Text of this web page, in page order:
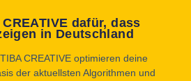
dafür, dass
in Deutschland
CREATIVE optimieren deine
der aktuellsten Algorithmen und